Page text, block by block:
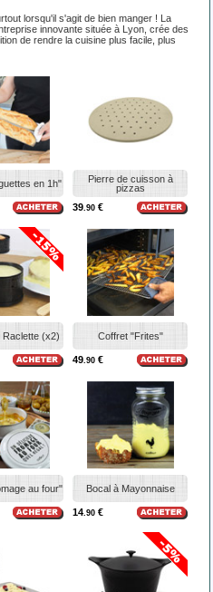
lorsqu'il s'agit de bien manger ! La
innovante située à Lyon, crée des
de rendre la cuisine plus facile, plus
en 1h"
Pierre de cuisson à
pizzas
39.90 €
Raclette (x2) Coffret "Frites"
49.90 €
au four" Bocal à Mayonnaise
14.90 €